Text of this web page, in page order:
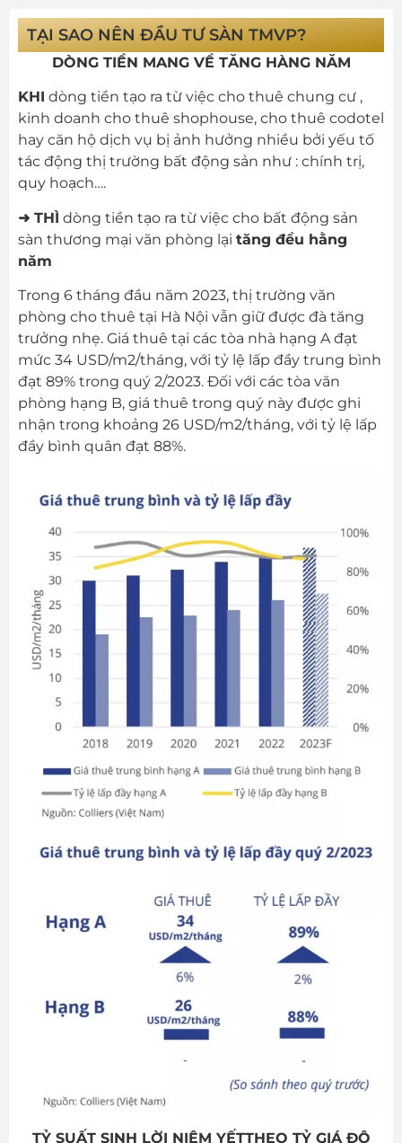
TẠI SAO NÊN ĐẦU TƯ SÀN TMVP?
DÒNG TIỀN MANG VỀ TĂNG HÀNG NĂM
KHI dòng tiền tạo ra từ việc cho thuê chung cư ,
kinh doanh cho thuê shophouse, cho thuê codotel
hay căn hộ dịch vụ bị ảnh hưởng nhiều bởi yếu tố
tác động thị trường bất động sản như : chính trị,
quy hoạch….
➜ THÌ dòng tiền tạo ra từ việc cho bất động sản
sàn thương mại văn phòng lại tăng đều hằng
năm
Trong 6 tháng đầu năm 2023, thị trường văn
phòng cho thuê tại Hà Nội vẫn giữ được đà tăng
trưởng nhẹ. Giá thuê tại các tòa nhà hạng A đạt
mức 34 USD/m2/tháng, với tỷ lệ lấp đầy trung bình
đạt 89% trong quý 2/2023. Đối với các tòa văn
phòng hạng B, giá thuê trong quý này được ghi
nhận trong khoảng 26 USD/m2/tháng, với tỷ lệ lấp
đầy bình quân đạt 88%.
TỶ SUẤT SINH LỜI NIÊM YẾTTHEO TỶ GIÁ ĐÔ